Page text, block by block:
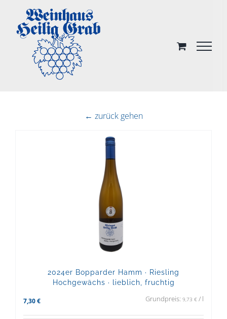
content
← zurück gehen
2024er Bopparder Hamm · Riesling
Hochgewächs · lieblich, fruchtig
7,30 € Grundpreis: 9,73 € / l